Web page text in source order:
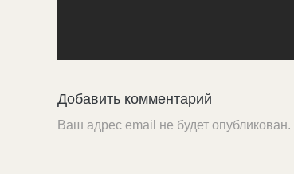
Добавить комментарий
Ваш адрес email не будет опубликован.